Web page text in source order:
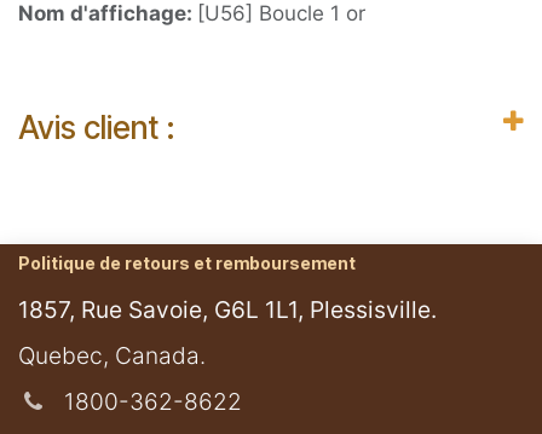
Nom d'affichage: [U56] Boucle 1 or
Avis client :
Politique de retours et remboursement
1857, Rue Savoie, G6L 1L1, Plessisville.
​Quebec, Canada.
1800-362-8622